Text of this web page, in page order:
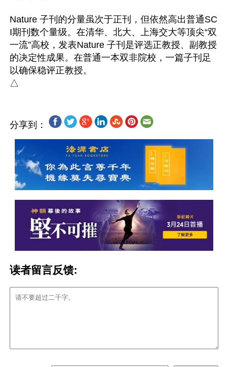
Nature 子刊的分量虽次于正刊，但依然高出普通SC
I期刊数个量级。在清华、北大、上海交大等顶尖“双
一流”高校，发表Nature 子刊是评选正教授、副教授
的决定性成果。在普通一本双非院校，一篇子刊足
以确保稳评正教授。
分享到：
读者留言反馈: